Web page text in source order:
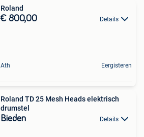
Roland
€ 800,00 Details
Ath Eergisteren
Roland TD 25 Mesh Heads elektrisch
drumstel
Bieden Details